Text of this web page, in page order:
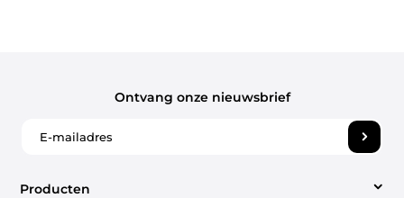
Producten
Ontvang onze nieuwsbrief